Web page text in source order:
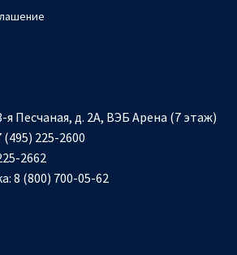
я Песчаная, д. 2А, ВЭБ Арена (7 этаж)
(495) 225-2600
2662
8 (800) 700-05-62